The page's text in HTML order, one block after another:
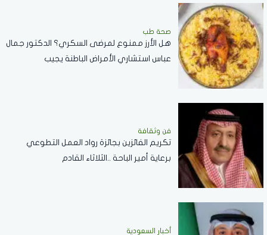
صحة طب
هل الأرز ممنوع لمرضى السكري؟ الدكتور جمال
عباس استشاري الأمراض الباطنة يجيب
فن وثقافة
تكريم الفائزين بجائزة رواد العمل التطوعي
برعاية أمير الباحة ..الثلاثاء القادم
أخبار السعودية